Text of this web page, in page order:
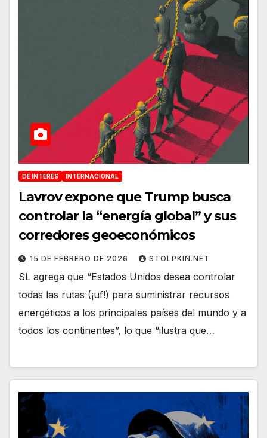
DE INTERÉS INTERNACIONAL
Lavrov expone que Trump busca
controlar la “energía global” y sus
corredores geoeconómicos
15 DE FEBRERO DE 2026 STOLPKIN.NET
SL agrega que “Estados Unidos desea controlar
todas las rutas (¡uf!) para suministrar recursos
energéticos a los principales países del mundo y a
todos los continentes”, lo que “ilustra que…